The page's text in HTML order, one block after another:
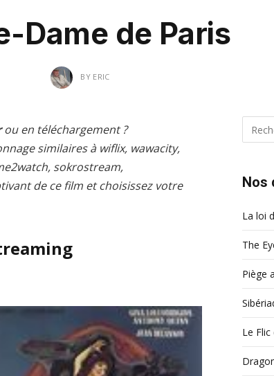
Dame de Paris
BY ERIC
ou en téléchargement ?
similaires à wiflix, wawacity,
sokrostream,
de ce film et choisissez votre
Nos
La loi
The
Piège
Le